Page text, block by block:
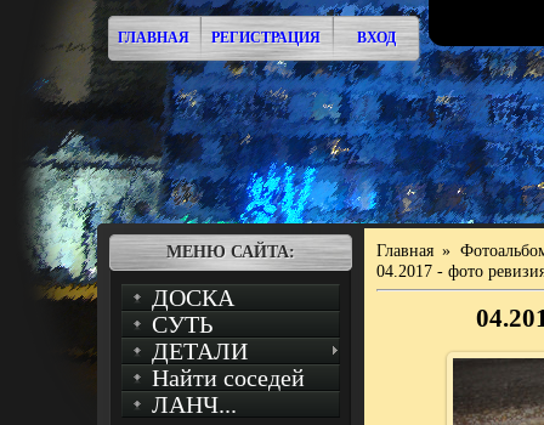
ГЛАВНАЯ РЕГИСТРАЦИЯ ВХОД
МЕНЮ САЙТА:
ДОСКА
СУТЬ
ДЕТАЛИ
Найти соседей
ЛАНЧ...
Главная »
04.2017 - фото